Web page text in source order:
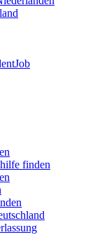
finden